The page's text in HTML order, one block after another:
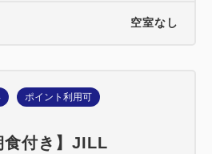
空室なし
ポイント利用可
食付き】JILL